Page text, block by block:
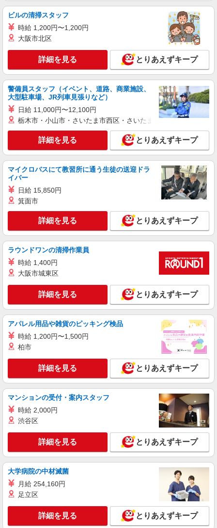
キッチン（フード）スタッフ
時給1250円 ※22:00以降は時給1563円 ※高校
生時給1250円 ■土日・祝手当 土日・祝は時給＋50
円 ※高校生は学校からの許可が必要な場合、通学
中の学校からの許可証が必要となります。
キープ 詳細を見る
アルバイト パート
ピザハット 東八王子店
ピザの宅配／デリバリー・配達
時給1,250円以上 平日 時給1,250円以上 高校
生 時給1,250円以上
東京都日野市多摩平4ー1ー14
詳細を見る
アルバイト
すき家 20号日野万願寺店
すき家の店舗スタッフ（接客・調理・清掃な
ど）
時給1,250円 ※22:00〜翌5:00：時給1,563円 ※
高校生時給1,226円 ※早朝手当（5:00〜9:00）時給
＋150円
東京都日野市万願寺5-14-8
キープ 詳細を見る
アルバイト パート
丸亀製麺イオンモール多摩平の森店
キッチン・ホールスタッフ
時給1250円〜
東京都日野市多摩平２－４－１イオンモール多
摩平の森１Ｆ
キープ 詳細を見る
派遣社員
株式会社アスカ 八王子支店（jb651447）
公立保育園の調理師・調理スタッフ
時給 1,760円 〜 1,760円 ※給与幅は経験・能
力により考慮 交通費あり／上限10,000円/月
■ひらやま保育園（公立保育園） 東京都日野市
東平山1713 公社平山住宅
キープ 詳細を見る
契約社員
株式会社東洋食品/日野市
学校給食の調理員
月給207,000円〜 試用期間：3か月 ※給与変動
ビルの清掃スタッフ
時給 1,200円〜1,200円
大阪市北区
詳細を見る とりあえずキープ
警備員スタッフ（イベント、道路、商業施設、
大型駐車場、JR列車見張りなど）
日給 11,000円〜12,100円
栃木市・小山市・さいたま市西区・さいたま市岩槻区・久喜市・
詳細を見る とりあえずキープ
マイクロバスにて教習所に通う生徒の送迎ドラ
イバー
日給 15,850円
箕面市
詳細を見る とりあえずキープ
ラウンドワンの清掃作業員
時給 1,400円
大阪市城東区
詳細を見る とりあえずキープ
アパレル用品や雑貨のピッキング検品
時給 1,200円〜1,500円
柏市
詳細を見る とりあえずキープ
マンションの受付・案内スタッフ
時給 2,000円
渋谷区
詳細を見る とりあえずキープ
大学病院の中材滅菌
月給 254,160円
足立区
詳細を見る とりあえずキープ